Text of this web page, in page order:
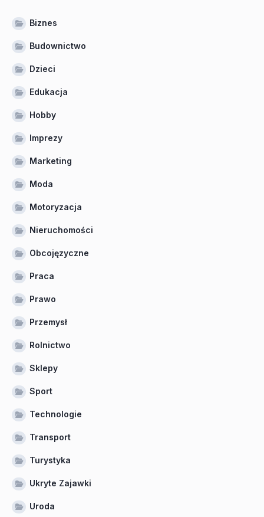
Biznes
Budownictwo
Dzieci
Edukacja
Hobby
Imprezy
Marketing
Moda
Motoryzacja
Nieruchomości
Obcojęzyczne
Praca
Prawo
Przemysł
Rolnictwo
Sklepy
Sport
Technologie
Transport
Turystyka
Ukryte Zajawki
Uroda